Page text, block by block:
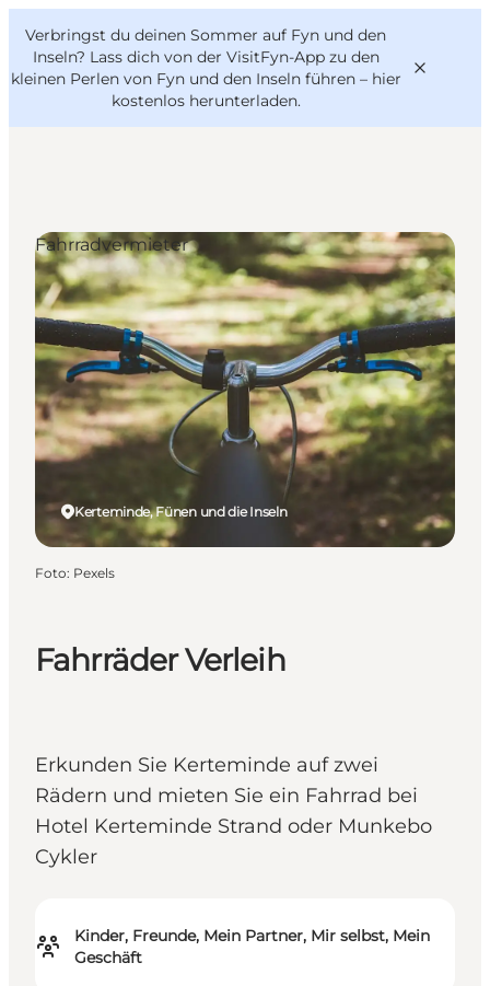
Verbringst du deinen Sommer auf Fyn und den
Inseln? Lass dich von der VisitFyn-App zu den
kleinen Perlen von Fyn und den Inseln führen – hier
kostenlos herunterladen.
Reise Ideen
Outdoor & bike
Essen & trinken
Übernachtung
VisitFyn
Deutsch
Fahrräder Verleih
Erkunden Sie Kerteminde auf zwei
Rädern und mieten Sie ein Fahrrad bei
Hotel Kerteminde Strand oder Munkebo
Cykler
Kinder, Freunde, Mein Partner, Mir selbst, Mein
Geschäft
Kerteminde, Fünen und die Inseln
Fahrradvermieter
Foto: Pexels